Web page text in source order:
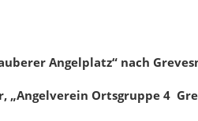
Angelplatz“ nach
„Angelverein Ortsgruppe 4